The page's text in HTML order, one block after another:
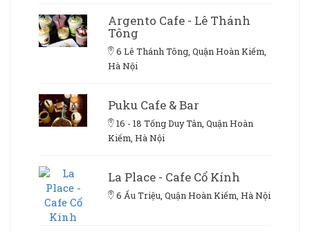
Argento Cafe - Lê Thánh
Tông
6 Lê Thánh Tông, Quận Hoàn Kiếm,
Hà Nội
Puku Cafe & Bar
16 - 18 Tống Duy Tân, Quận Hoàn
Kiếm, Hà Nội
La Place - Cafe Cổ Kính
6 Ấu Triệu, Quận Hoàn Kiếm, Hà Nội